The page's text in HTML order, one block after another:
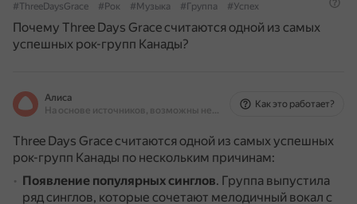
#ThreeDaysGrace
#Рок #Музыка #Группа #Успех
Почему Three Days Grace считаются одной из самых
успешных рок-групп Канады?
Алиса
На основе источников, возможны неточности
Как это работает?
Three Days Grace считаются одной из самых успешных
рок-групп Канады по нескольким причинам:
Появление популярных синглов. Группа выпустила
ряд синглов, которые сочетают мелодичный вокал с